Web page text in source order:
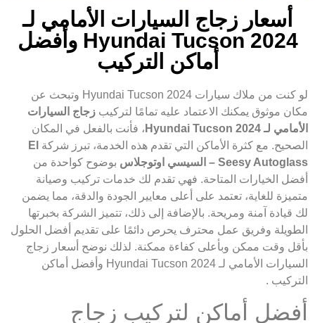
أسعار زجاج السيارات الأمامي لـ
Hyundai Tucson 2024 وأفضل
أماكن التركيب
لو كنت من ملاك سيارات Hyundai Tucson 2024 وتبحث عن
مكان موثوق يمكنك الاعتماد عليه تمامًا لتركيب زجاج السيارات
الأمامي لـ Hyundai Tucson 2024
، فأنت بالفعل في المكان
الصحيح. مع كثرة الأماكن التي تقدم هذه الخدمة، تبرز شركة El
Seesy Autoglass – السيسي اوتوجلاس
بوضوح كواحدة من
أفضل الخيارات المتاحة. فهي تقدم لك خدمات تركيب وصيانة
متميزة للغاية، تعتمد على أعلى معايير الجودة والدقة، مما يضمن
لك قيادة آمنة ومريحة. بالإضافة إلى ذلك، تتميز الشركة بخبرتها
الطويلة وفريق عمل محترف يحرص دائمًا على تقديم أفضل الحلول
بأقل وقت ممكن وبأعلى كفاءة ممكنة. لذلك نوضح أسعار زجاج
السيارات الأمامي لـ Hyundai Tucson 2024 وأفضل أماكن
التركيب .
أفضل أماكن لتركيب زجاج